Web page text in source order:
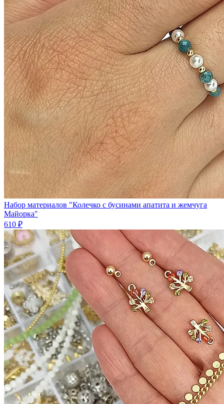
Набор материалов "Колечко с бусинами апатита и жемчуга
Майорка"
610 ₽